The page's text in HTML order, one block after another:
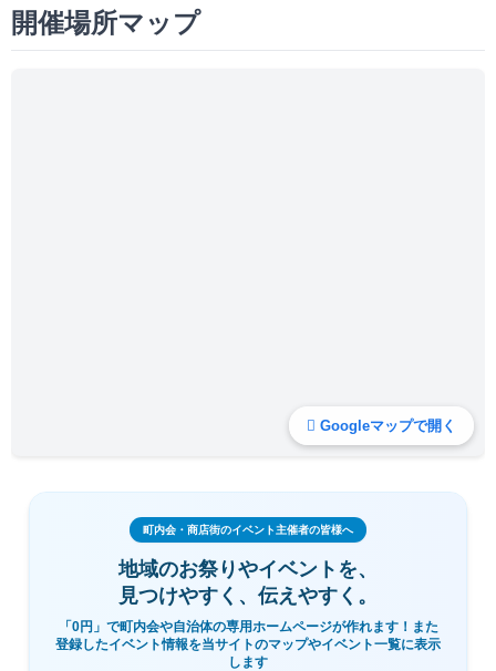
開催場所マップ
Googleマップで開く
町内会・商店街のイベント主催者の皆様へ
地域のお祭りやイベントを、
見つけやすく、伝えやすく。
「0円」で町内会や自治体の専用ホームページが作れます！また
登録したイベント情報を当サイトのマップやイベント一覧に表示
します